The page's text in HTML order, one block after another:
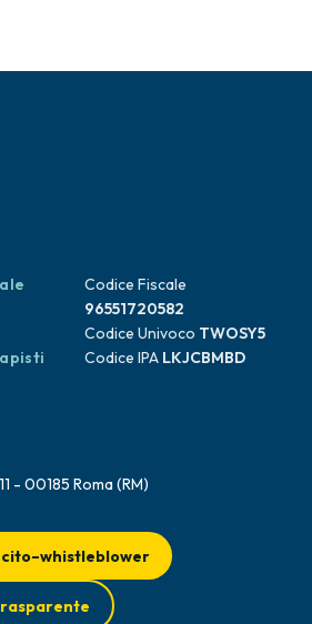
Codice Fiscale
96551720582
Codice Univoco TWOSY5
Codice IPA LKJCBMBD
- 00185 Roma (RM)